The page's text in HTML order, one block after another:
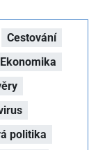
Cestování
Ekonomika
politika